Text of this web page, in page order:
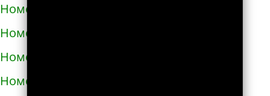
Номера телефонов такси в Тернополе
Номера телефонов такси в Токмаке
Номера телефонов такси в Тростянце
Номера телефонов такси в Трускавце